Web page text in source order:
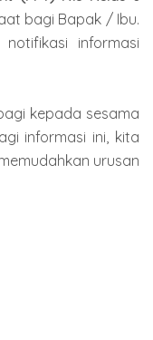
bagi Bapak / Ibu.
informasi
kepada sesama
informasi ini, kita
urusan